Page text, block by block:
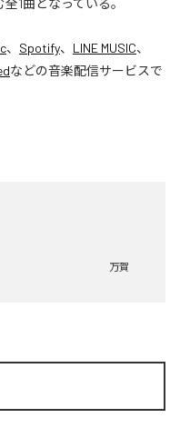
、 Spotify、 LINE MUSIC、
などの音楽配信サービスで
万賀